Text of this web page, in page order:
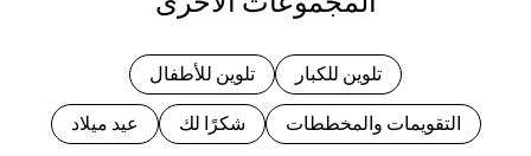
تلوين للكبار تلوين للأطفال
التقويمات والمخططات شكرًا لك عيد ميلاد